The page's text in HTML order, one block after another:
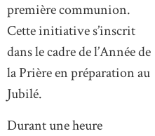
première communion.
Cette initiative s’inscrit
dans le cadre de l’Année de
la Prière en préparation au
Jubilé.
Durant une heure